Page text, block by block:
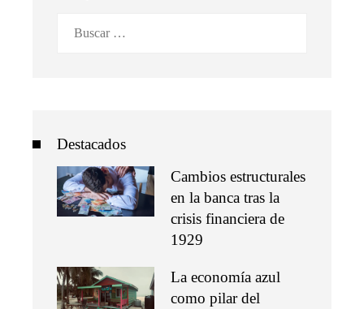
Destacados
Cambios estructurales
en la banca tras la
crisis financiera de
1929
La economía azul
como pilar del